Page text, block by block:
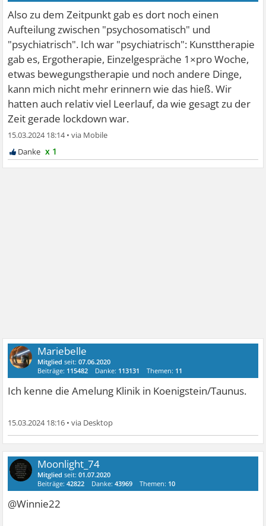
Also zu dem Zeitpunkt gab es dort noch einen
Aufteilung zwischen "psychosomatisch" und
"psychiatrisch". Ich war "psychiatrisch": Kunsttherapie
gab es, Ergotherapie, Einzelgespräche 1×pro Woche,
etwas bewegungstherapie und noch andere Dinge,
kann mich nicht mehr erinnern wie das hieß. Wir
hatten auch relativ viel Leerlauf, da wie gesagt zu der
Zeit gerade lockdown war.
15.03.2024 18:14•
x 1
Mariebelle
Mitglied seit:07.06.2020
Beiträge: 115482 Danke: 113131 Themen: 11
Ich kenne die Amelung Klinik in Koenigstein/Taunus.
15.03.2024 18:16 •
Moonlight_74
Mitglied seit:01.07.2020
Beiträge:42822 Danke:43969 Themen: 10
@Winnie22